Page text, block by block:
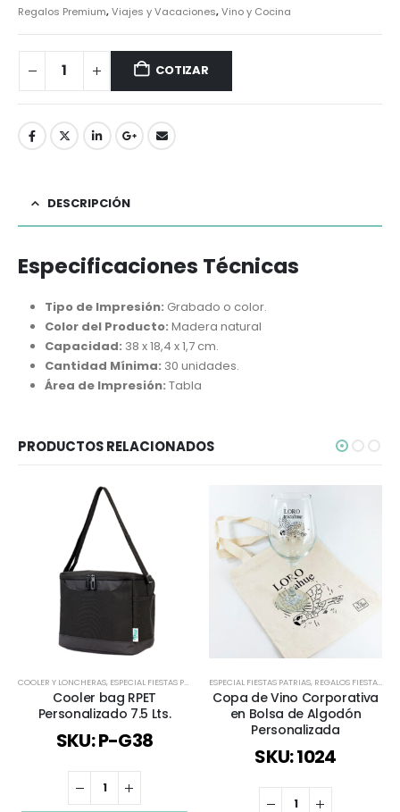
Regalos Premium,Viajes y Vacaciones,Vino y Cocina
COTIZAR
DESCRIPCIÓN
Especificaciones Técnicas
Tipo de Impresión: Grabado o color.
Color del Producto: Madera natural
Capacidad: 38 x 18,4 x 1,7 cm.
Cantidad Mínima: 30 unidades.
Área de Impresión: Tabla
PRODUCTOS RELACIONADOS
COOLER Y LONCHERAS, ESPECIAL FIESTAS PATRIAS ,MOCHILAS Y BOLSOS,REGALOS FIESTAS
Cooler bag RPET
Personalizado 7.5 Lts.
SKU: P-G38
ESPECIAL FIESTAS PATRIAS, REGALOS FIESTAS PATRIAS
Copa de Vino Corporativa
en Bolsa de Algodón
Personalizada
SKU: 1024